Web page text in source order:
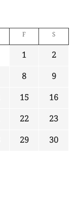
F S
1
2
8
9
15
16
22
23
29
30